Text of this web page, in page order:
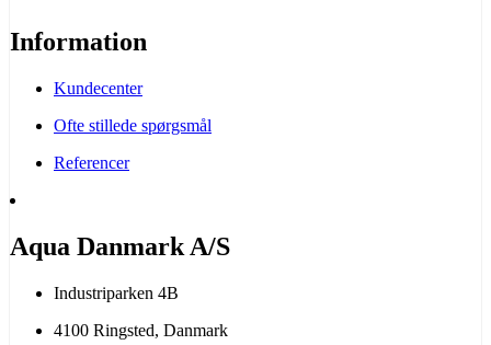
Information
Kundecenter
Ofte stillede spørgsmål
Referencer
Aqua Danmark A/S
Industriparken 4B
4100 Ringsted, Danmark